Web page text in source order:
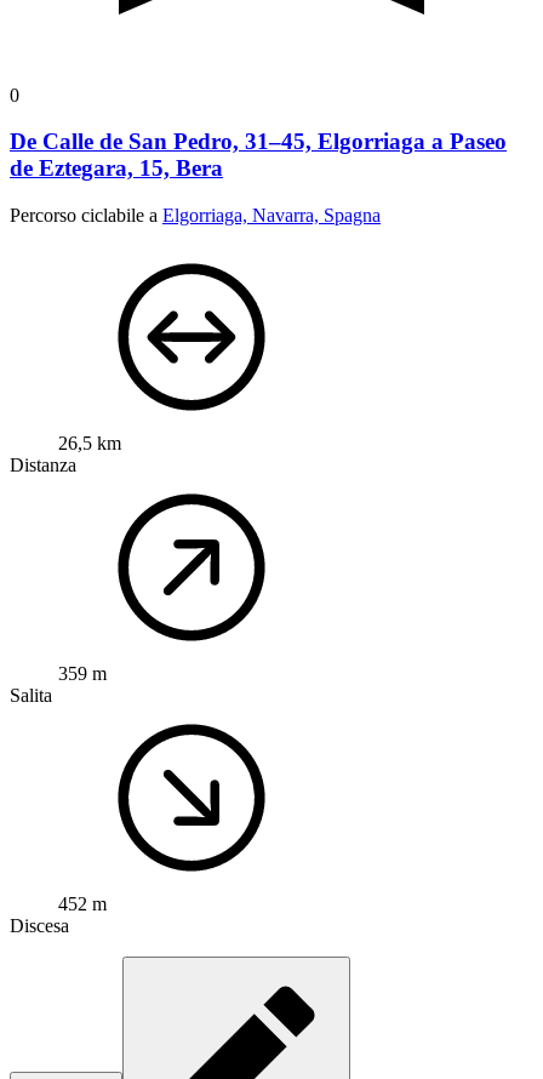
0
De Calle de San Pedro, 31–45, Elgorriaga a Paseo
de Eztegara, 15, Bera
Percorso ciclabile a Elgorriaga, Navarra, Spagna
26,5 km
Distanza
359 m
Salita
452 m
Discesa